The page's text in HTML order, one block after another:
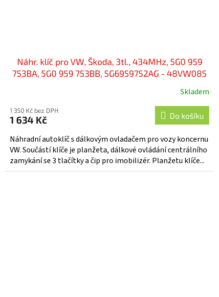
Náhr. klíč pro VW, Škoda, 3tl., 434MHz, 5G0 959
753BA, 5G0 959 753BB, 5G6959752AG - 48VW085
Skladem
1 350 Kč bez DPH
1 634 Kč Do košíku
Náhradní autoklíč s dálkovým ovladačem pro vozy koncernu
VW. Součástí klíče je planžeta, dálkové ovládání centrálního
zamykání se 3 tlačítky a čip pro imobilizér. Planžetu klíče...